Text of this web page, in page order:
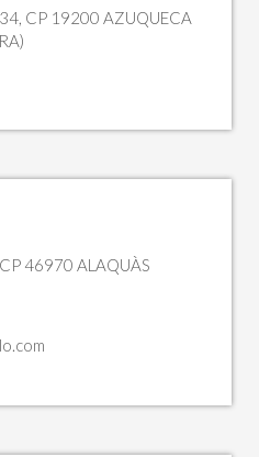
CP 19200 AZUQUECA
46970 ALAQUÀS